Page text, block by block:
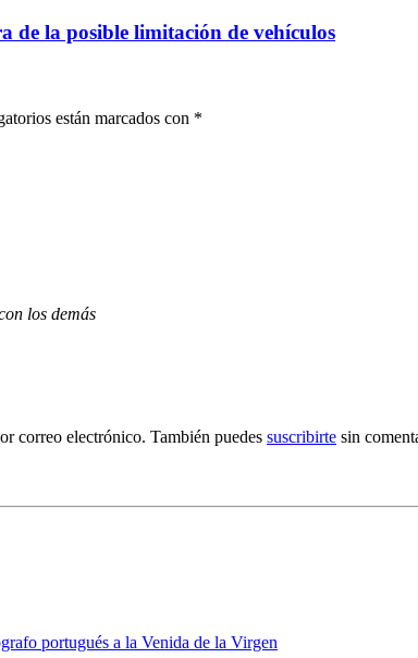
de la posible limitación de vehículos
están marcados con *
los demás
correo electrónico. También puedes suscribirte sin
portugués a la Venida de la Virgen